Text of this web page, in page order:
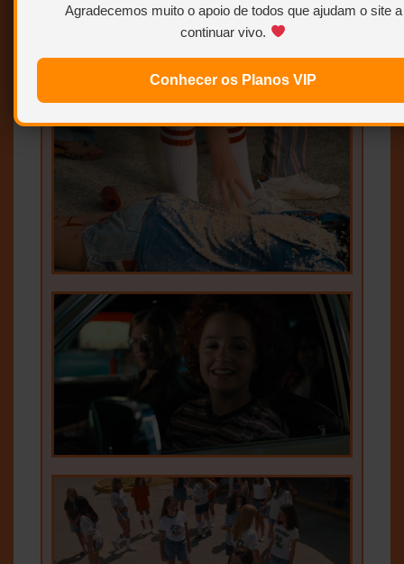
Agradecemos muito o apoio de todos que ajudam o site a
continuar vivo.
Conhecer os Planos VIP